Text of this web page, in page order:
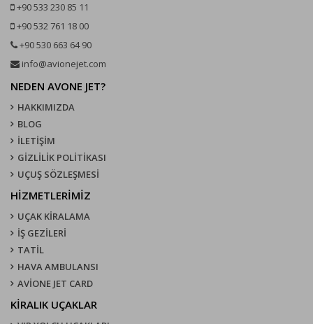
+90 533 230 85 11
+90 532 761 18 00
+90 530 663 64 90
info@avionejet.com
NEDEN AVONE JET?
HAKKIMIZDA
BLOG
İLETİŞİM
GİZLİLİK POLİTİKASI
UÇUŞ SÖZLEŞMESI
HİZMETLERİMİZ
UÇAK KIRALAMA
İŞ GEZİLERİ
TATİL
HAVA AMBULANSI
AVİONE JET CARD
KIRALIK UÇAKLAR